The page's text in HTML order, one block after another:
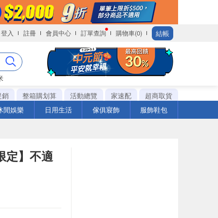
登入 註冊 會員中心 訂單查詢 購物車(0) 結帳
銷
整箱購划算 活動總覽 家速配
超商取貨
閒娛樂
日用生活 傢俱寢飾 服飾鞋包
定】不適